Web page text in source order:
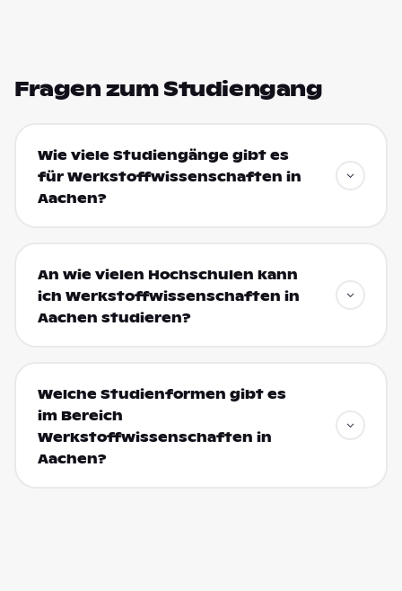
Fragen zum Studiengang
Wie viele Studiengänge gibt es
für Werkstoffwissenschaften in
Aachen?
An wie vielen Hochschulen kann
ich Werkstoffwissenschaften in
Aachen studieren?
Welche Studienformen gibt es
im Bereich
Werkstoffwissenschaften in
Aachen?